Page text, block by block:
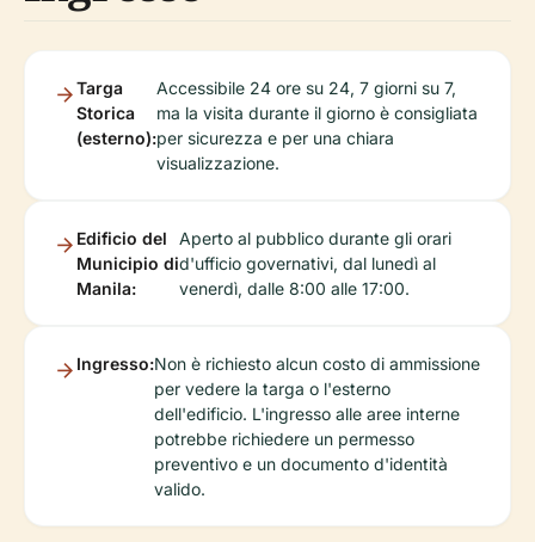
Targa
Storica
(esterno):
Accessibile 24 ore su 24, 7 giorni su 7,
ma la visita durante il giorno è consigliata
per sicurezza e per una chiara
visualizzazione.
Edificio del
Municipio di
Manila:
Aperto al pubblico durante gli orari
d'ufficio governativi, dal lunedì al
venerdì, dalle 8:00 alle 17:00.
Ingresso:Non è richiesto alcun costo di ammissione
per vedere la targa o l'esterno
dell'edificio. L'ingresso alle aree interne
potrebbe richiedere un permesso
preventivo e un documento d'identità
valido.